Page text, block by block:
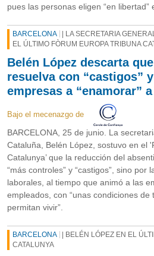
pues las personas eligen “en libertad”
BARCELONA
| LA SECRETARIA
EL ÚLTIMO FÒRUM EUROPA TRIBUNA
Belén López descarta
resuelva con “castigos”
empresas a “enamorar”
Bajo el mecenazgo de
BARCELONA, 25 de junio. La
Cataluña, Belén López, sostuvo en el
Catalunya’ que la reducción del
“más controles” y “castigos”, sino por
laborales, al tiempo que animó a las
empleados, con “unas condiciones
permitan vivir”.
BARCELONA
| BELÉN LÓPEZ EN EL
CATALUNYA